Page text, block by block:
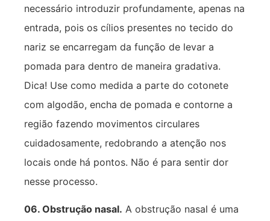
necessário introduzir profundamente, apenas na
entrada, pois os cílios presentes no tecido do
nariz se encarregam da função de levar a
pomada para dentro de maneira gradativa.
Dica! Use como medida a parte do cotonete
com algodão, encha de pomada e contorne a
região fazendo movimentos circulares
cuidadosamente, redobrando a atenção nos
locais onde há pontos. Não é para sentir dor
nesse processo.
06. Obstrução nasal. A obstrução nasal é uma